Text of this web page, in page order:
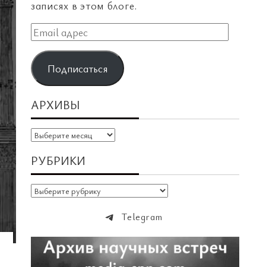
записях в этом блоге.
Email
адрес
Подписаться
АРХИВЫ
Архивы
РУБРИКИ
Рубрики
Telegram